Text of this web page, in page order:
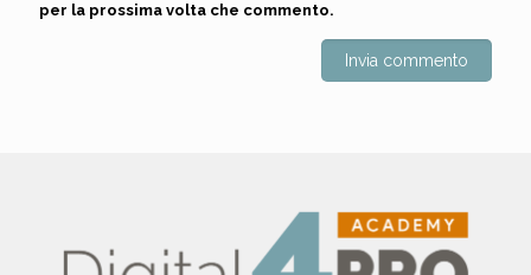
per la prossima volta che commento.